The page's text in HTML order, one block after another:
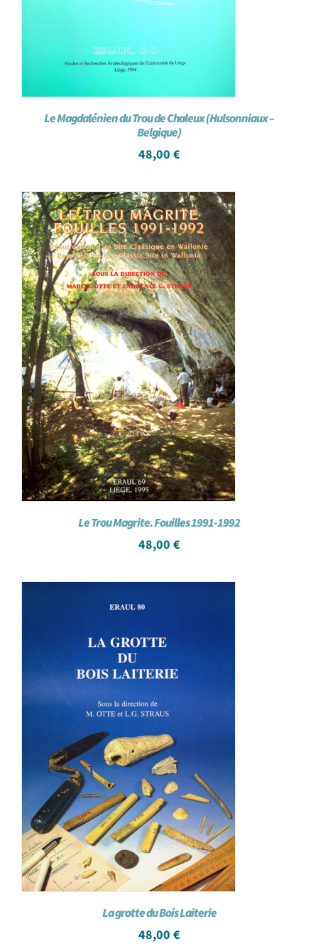
Le Magdalénien du Trou de Chaleux (Hulsonniaux –
Belgique)
48,00 €
Le Trou Magrite. Fouilles 1991-1992
48,00 €
La grotte du Bois Laiterie
48,00 €